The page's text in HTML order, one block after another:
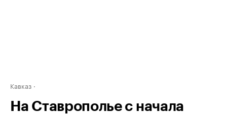
Кавказ
На Ставрополье с начала